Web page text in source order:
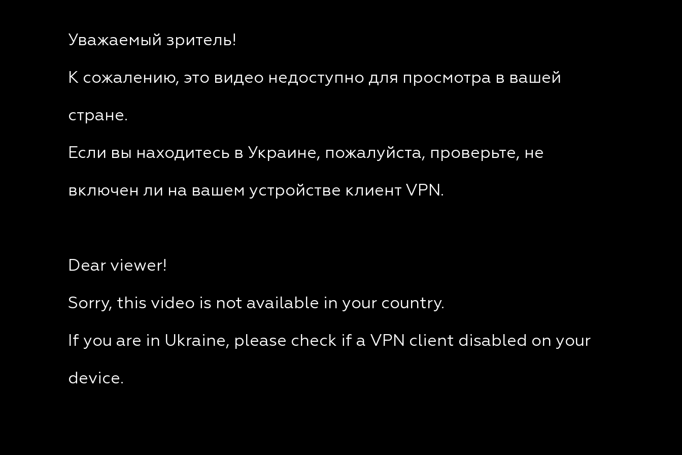
Уважаемый зритель!
К сожалению, это видео недоступно для просмотра в вашей
стране.
Если вы находитесь в Украине, пожалуйста, проверьте, не
включен ли на вашем устройстве клиент VPN.
Dear viewer!
Sorry, this video is not available in your country.
If you are in Ukraine, please check if a VPN client disabled on your
device.